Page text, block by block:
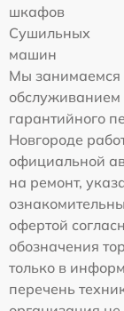
шкафов
Сушильных
машин
Мы занимаемся
обслуживанием
гарантийного
Новгороде
официальной
на ремонт,
офертой
обозначения
только в
перечень